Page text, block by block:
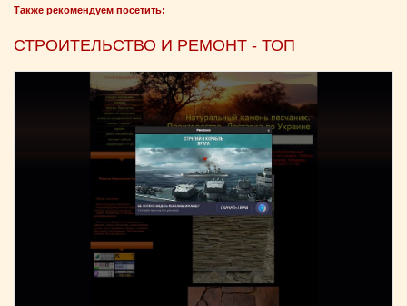
Также рекомендуем посетить:
СТРОИТЕЛЬСТВО И РЕМОНТ - ТОП